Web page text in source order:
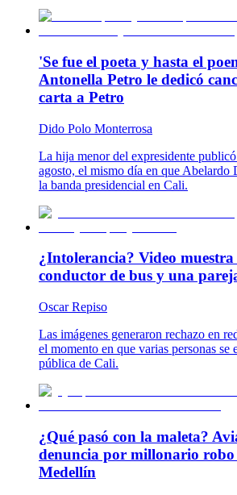
'Se fue el poeta y hasta el
Antonella Petro le dedicó
carta a Petro
Dido Polo Monterrosa
La hija menor del expresidente
agosto, el mismo día en que
la banda presidencial en Cali.
¿Intolerancia? Video muestra
conductor de bus y una
Oscar Repiso
Las imágenes generaron rechazo en
el momento en que varias personas se
pública de Cali.
¿Qué pasó con la maleta?
denuncia por millonario robo
Medellín